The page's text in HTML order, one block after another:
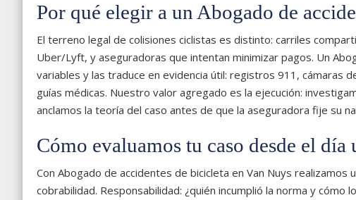
Por qué elegir a un Abogado de
El terreno legal de colisiones ciclistas es distinto: carriles
Uber/Lyft, y aseguradoras que intentan minimizar pagos. Un
variables y las traduce en evidencia útil: registros 911, cámaras
guías médicas. Nuestro valor agregado es la ejecución:
anclamos la teoría del caso antes de que la aseguradora fije su
Cómo evaluamos tu caso desde el día
Con Abogado de accidentes de bicicleta en Van Nuys
cobrabilidad. Responsabilidad: ¿quién incumplió la norma y